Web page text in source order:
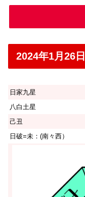
2024年1月26
日家九星
八白土星
己丑
日破=未：(南々西）